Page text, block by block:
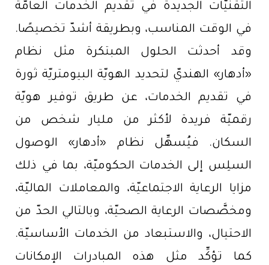
التقنيّات الجديدة في تقديم الخدمات العامّة
في الوقت المناسب، وبطريقة أشدّ تخصيصًا.
وقد أحدثت الحلول المبتكرة مثل نظام
«أدهار» الهنديّ لتحديد الهويّة البيومتريّة ثورة
في تقديم الخدمات، عن طريق توفير هويّة
رقميّة فريدة لأكثر من مليار شخص من
السكان. فيُسهِّل نظام «أدهار» الوصول
السلِس إلى الخدمات الحكوميّة، بما في ذلك
مزايا الرعاية الاجتماعيّة، والمعاملات الماليّة،
ومخصَّصات الرعاية الصحيّة، وبالتالي الحدّ من
الاحتيال، والاستبعاد من الخدمات الأساسيّة.
كما تؤكِّد مثل هذه المبادرات الإمكانات